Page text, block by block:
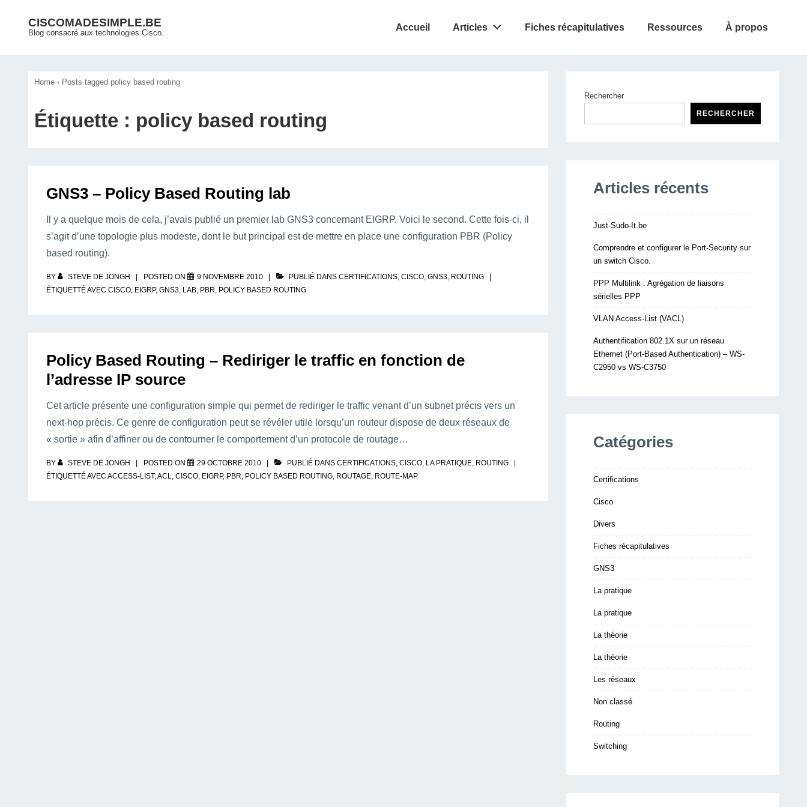
CISCOMADESIMPLE.BE
Blog consacré aux technologies Cisco.
Accueil Articles Fiches récapitulatives Ressources À propos
Home › Posts tagged policy based routing
Étiquette : policy based routing
GNS3 – Policy Based Routing lab
Il y a quelque mois de cela, j’avais publié un premier lab GNS3 concernant EIGRP. Voici le second. Cette fois-ci, il
s’agit d’une topologie plus modeste, dont le but principal est de mettre en place une configuration PBR (Policy
based routing).
BY STEVE DE JONGH POSTED ON 9 NOVEMBRE 2010 PUBLIÉ DANS CERTIFICATIONS, CISCO, GNS3, ROUTING
ÉTIQUETTÉ AVEC CISCO, EIGRP, GNS3, LAB, PBR, POLICY BASED ROUTING
Policy Based Routing – Rediriger le traffic en fonction de
l’adresse IP source
Cet article présente une configuration simple qui permet de rediriger le traffic venant d’un subnet précis vers un
next-hop précis. Ce genre de configuration peut se révéler utile lorsqu’un routeur dispose de deux réseaux de
« sortie » afin d’affiner ou de contourner le comportement d’un protocole de routage…
BY STEVE DE JONGH POSTED ON 29 OCTOBRE 2010 PUBLIÉ DANS CERTIFICATIONS, CISCO, LA PRATIQUE, ROUTING
ÉTIQUETTÉ AVEC ACCESS-LIST,ACL, CISCO, EIGRP, PBR, POLICY BASED ROUTING, ROUTAGE, ROUTE-MAP
Rechercher
RECHERCHER
Articles récents
Just-Sudo-It.be
Comprendre et configurer le Port-Security sur
un switch Cisco.
PPP Multilink : Agrégation de liaisons
sérielles PPP
VLAN Access-List (VACL)
Authentification 802.1X sur un réseau
Ethernet (Port-Based Authentication) – WS-
C2950 vs WS-C3750
Catégories
Certifications
Cisco
Divers
Fiches récapitulatives
GNS3
La pratique
La pratique
La théorie
La théorie
Les réseaux
Non classé
Routing
Switching